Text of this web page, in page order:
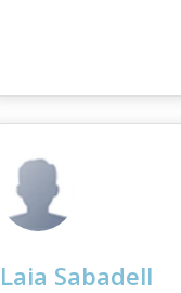
Laia Sabadell